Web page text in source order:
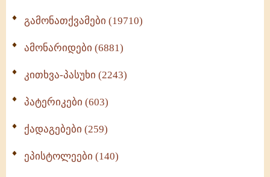
გამონათქვამები (19710)
ამონარიდები (6881)
კითხვა-პასუხი (2243)
პატერიკები (603)
ქადაგებები (259)
ეპისტოლეები (140)